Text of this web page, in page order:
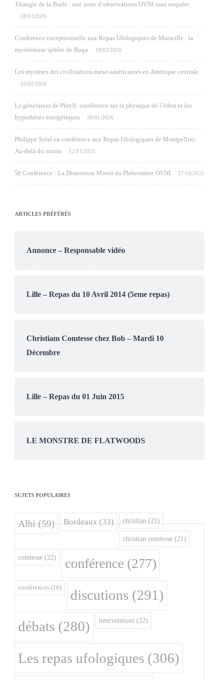
Triangle de la Burle : une zone d’observations OVNI sous enquête
28/03/2026
Conférence exceptionnelle aux Repas Ufologiques de Marseille : la
mystérieuse sphère de Buga
19/03/2026
Les mystères des civilisations méso-américaines en Amérique centrale
10/02/2026
Le générateur de Phryll: conférence sur la physique de l’éther et les
hypothèses énergétiques
28/01/2026
Philippe Solal en conférence aux Repas Ufologiques de Montpellier:
Au-delà du miroir
12/11/2025
🚀 Conférence : La Dimension Miroir du Phénomène OVNI 27/10/2025
ARTICLES PRÉFÉRÉS
Annonce – Responsable vidéo
Lille – Repas du 10 Avril 2014 (5eme repas)
Christiam Comtesse chez Bob – Mardi 10
Décembre
Lille – Repas du 01 Juin 2015
LE MONSTRE DE FLATWOODS
SUJETS POPULAIRES
Albi(59) Bordeaux(33) christian (21)
christian comtesse (21)
comtesse (22) conférence (277)
conférences (16) discutions (291)
débats (280) interventions (22)
Les repas ufologiques (306)